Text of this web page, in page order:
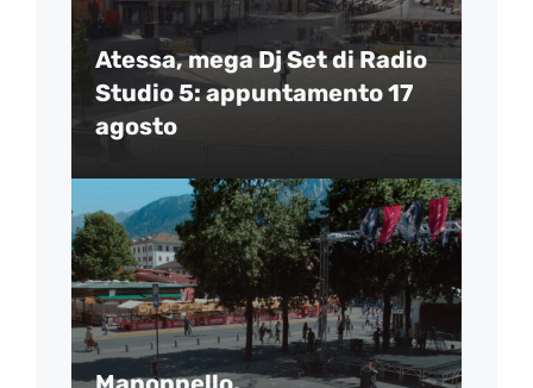
Atessa, mega Dj Set di Radio
Studio 5: appuntamento 17
agosto